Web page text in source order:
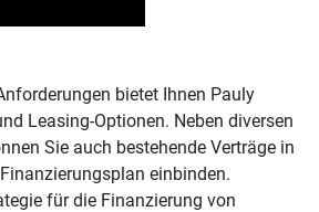
bietet Ihnen Pauly
Leasing-Optionen. Neben diversen
Sie auch bestehende Verträge in
einbinden.
für die Finanzierung von